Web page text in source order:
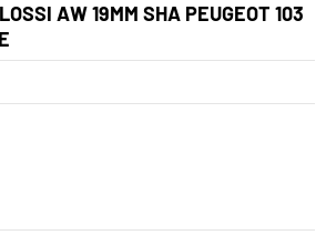
AW 19MM SHA PEUGEOT 103